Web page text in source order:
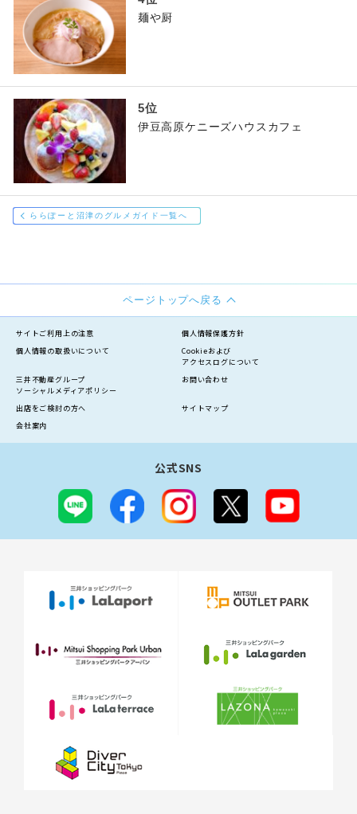
麺や厨
伊豆高原ケニーズハウスカフェ
ららぽーと沼津のグルメガイド一覧へ
ページトップへ戻る
サイトご利用上の注意
個人情報保護方針
個人情報の取扱いについて
Cookieおよび
アクセスログについて
三井不動産グループ
ソーシャルメディアポリシー
お問い合わせ
出店をご検討の方へ
サイトマップ
会社案内
公式SNS